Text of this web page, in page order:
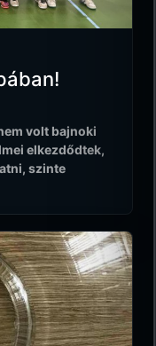
volt bajnoki
elkezdődtek,
szinte